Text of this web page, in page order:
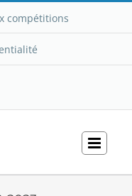
compétitions